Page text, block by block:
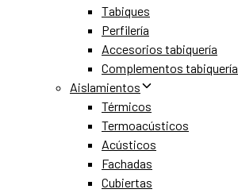
Tabiques
Perfilería
Accesorios tabiquería
Complementos tabiquería
Aislamientos
Térmicos
Termoacústicos
Acústicos
Fachadas
Cubiertas